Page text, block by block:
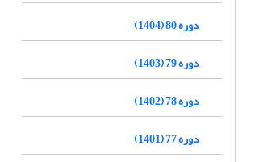
دوره 80 (1404)
دوره 79 (1403)
دوره 78 (1402)
دوره 77 (1401)